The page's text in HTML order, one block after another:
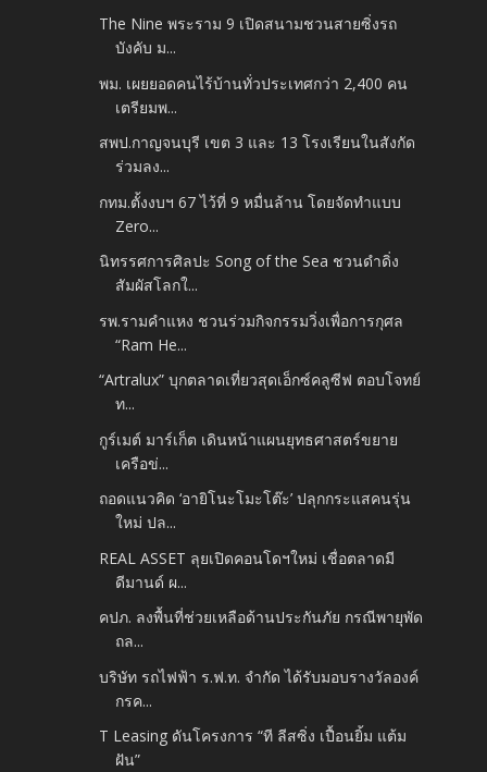
The Nine พระราม 9 เปิดสนามชวนสายซิ่งรถ
บังคับ ม...
พม. เผยยอดคนไร้บ้านทั่วประเทศกว่า 2,400 คน
เตรียมพ...
สพป.กาญจนบุรี เขต 3 และ 13 โรงเรียนในสังกัด
ร่วมลง...
กทม.ตั้งงบฯ 67 ไว้ที่ 9 หมื่นล้าน โดยจัดทำแบบ
Zero...
นิทรรศการศิลปะ Song of the Sea ชวนดำดิ่ง
สัมผัสโลกใ...
รพ.รามคำแหง ชวนร่วมกิจกรรมวิ่งเพื่อการกุศล
“Ram He...
“Artralux” บุกตลาดเที่ยวสุดเอ็กซ์คลูซีฟ ตอบโจทย์
ท...
กูร์เมต์ มาร์เก็ต เดินหน้าแผนยุทธศาสตร์ขยาย
เครือข่...
ถอดแนวคิด ‘อายิโนะโมะโต๊ะ’ ปลุกกระแสคนรุ่น
ใหม่ ปล...
REAL ASSET ลุยเปิดคอนโดฯใหม่ เชื่อตลาดมี
ดีมานด์ ผ...
คปภ. ลงพื้นที่ช่วยเหลือด้านประกันภัย กรณีพายุพัด
ถล...
บริษัท รถไฟฟ้า ร.ฟ.ท. จำกัด ได้รับมอบรางวัลองค์
กรค...
T Leasing ดันโครงการ “ที ลีสซิ่ง เปื้อนยิ้ม แต้ม
ฝัน”